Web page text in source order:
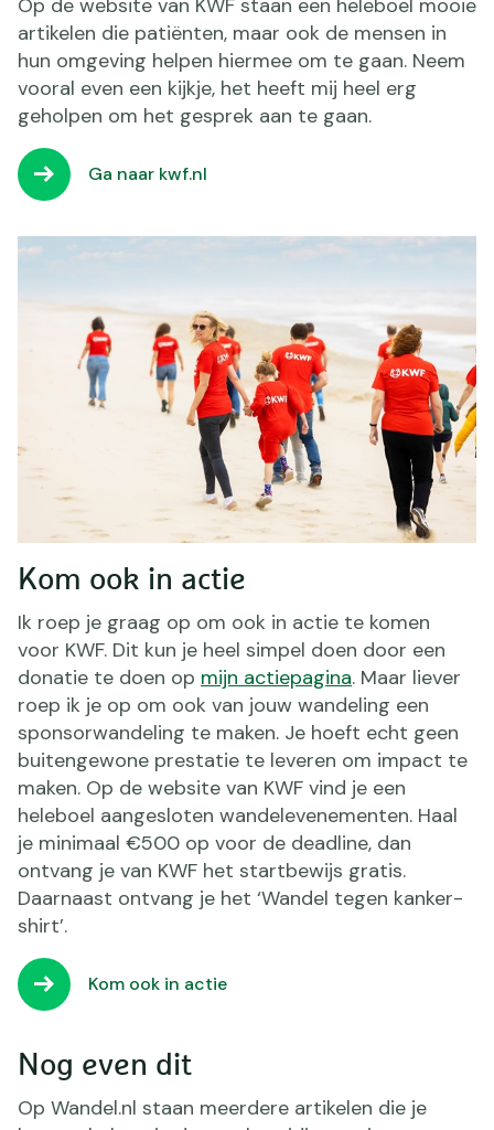
Op de website van KWF staan een heleboel mooie
artikelen die patiënten, maar ook de mensen in
hun omgeving helpen hiermee om te gaan. Neem
vooral even een kijkje, het heeft mij heel erg
geholpen om het gesprek aan te gaan.
Ga naar kwf.nl
Kom ook in actie
Ik roep je graag op om ook in actie te komen
voor KWF. Dit kun je heel simpel doen door een
donatie te doen op mijn actiepagina. Maar liever
roep ik je op om ook van jouw wandeling een
sponsorwandeling te maken. Je hoeft echt geen
buitengewone prestatie te leveren om impact te
maken. Op de website van KWF vind je een
heleboel aangesloten wandelevenementen. Haal
je minimaal €500 op voor de deadline, dan
ontvang je van KWF het startbewijs gratis.
Daarnaast ontvang je het ‘Wandel tegen kanker-
shirt’.
Kom ook in actie
Nog even dit
Op Wandel.nl staan meerdere artikelen die je